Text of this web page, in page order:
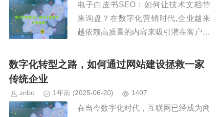
电子白皮书SEO：如何让技术文档带
来询盘？在数字化营销时代,企业越来
越依赖高质量的内容来吸引潜在客户，
而电子白皮书（White Paper）作为一
种专业的技术文档，不仅能够展示企业
数字化转型之路，如何通过网站建设拯救一家
传统企业
znbo 1年前 (2025-06-20) 1407
在当今数字化时代，互联网已经成为商